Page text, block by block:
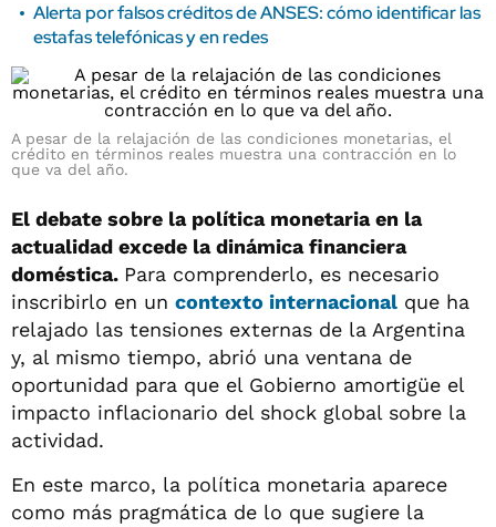
Alerta por falsos créditos de ANSES: cómo identificar las
estafas telefónicas y en redes
A pesar de la relajación de las condiciones monetarias, el
crédito en términos reales muestra una contracción en lo
que va del año.
El debate sobre la política monetaria en la
actualidad excede la dinámica financiera
doméstica. Para comprenderlo, es necesario
inscribirlo en un contexto internacional que ha
relajado las tensiones externas de la Argentina
y, al mismo tiempo, abrió una ventana de
oportunidad para que el Gobierno amortigüe el
impacto inflacionario del shock global sobre la
actividad.
En este marco, la política monetaria aparece
como más pragmática de lo que sugiere la